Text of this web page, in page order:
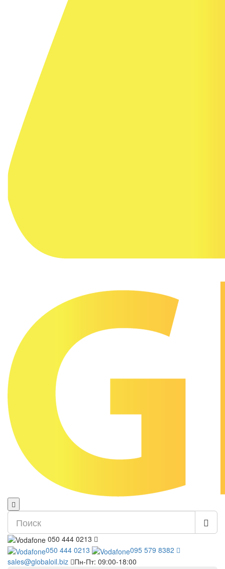
050 444 0213
050 444 0213
095 579 8382
sales@globaloil.biz
Пн-Пт: 09:00-18:00